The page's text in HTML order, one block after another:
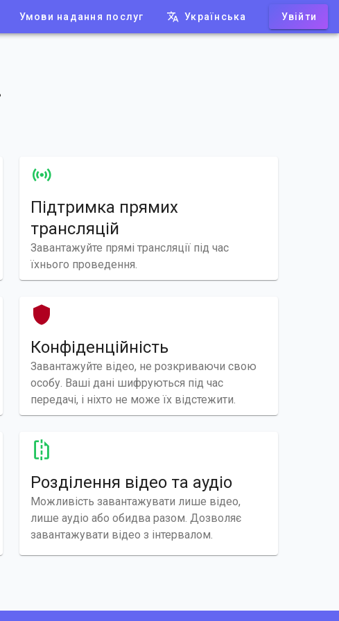
Умови надання послуг Українська Увійти
Підтримка прямих
трансляцій
Завантажуйте прямі трансляції під час
їхнього проведення.
Конфіденційність
Завантажуйте відео, не розкриваючи свою
особу. Ваші дані шифруються під час
передачі, і ніхто не може їх відстежити.
Розділення відео та аудіо
Можливість завантажувати лише відео,
лише аудіо або обидва разом. Дозволяє
завантажувати відео з інтервалом.